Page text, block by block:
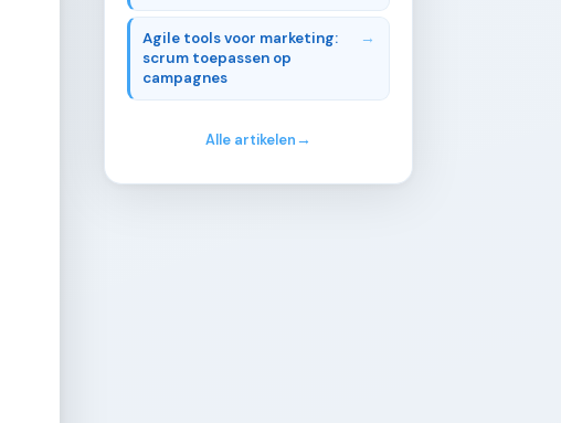
Agile tools voor marketing:
scrum toepassen op
campagnes
Alle artikelen